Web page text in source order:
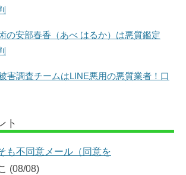
の安部春香（あべ はるか）は悪質鑑定
害調査チームはLINE悪用の悪質業者！口
ト
も不同意メール（同意を
(08/08)